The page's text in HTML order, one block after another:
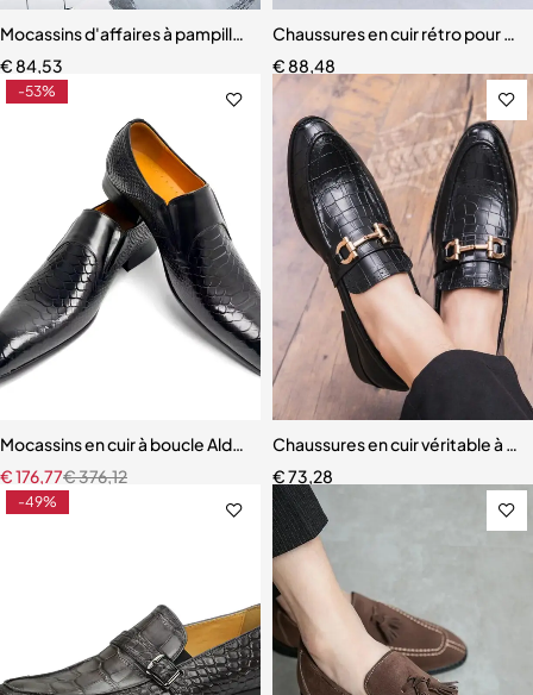
Mocassins d'affaires à pampilles pour hommes
€ 84,53
Chaussures en cuir rétro pour
€ 88,48
-53%
Mocassins en cuir à boucle Ald-on pour hommes
€376,12
€176,77
Chaussures en cuir véritable à
€73,28
-49%